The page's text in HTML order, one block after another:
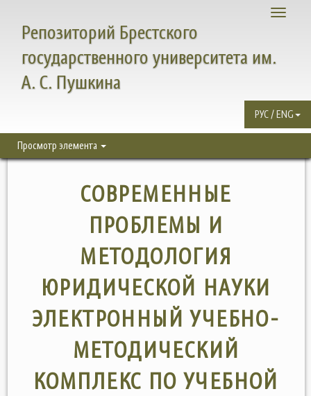
Toggle
Репозиторий Брестского
государственного университета им.
А. С. Пушкина
РУС / ENG
Просмотр элемента
СОВРЕМЕННЫЕ
ПРОБЛЕМЫ И
МЕТОДОЛОГИЯ
ЮРИДИЧЕСКОЙ НАУКИ
ЭЛЕКТРОННЫЙ УЧЕБНО-
МЕТОДИЧЕСКИЙ
КОМПЛЕКС ПО УЧЕБНОЙ